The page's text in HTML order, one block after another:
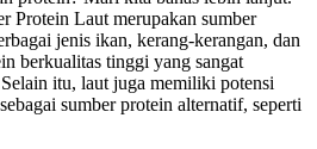
Protein Laut merupakan sumber
jenis ikan, kerang-kerangan, dan
berkualitas tinggi yang sangat
itu, laut juga memiliki potensi
sumber protein alternatif, seperti